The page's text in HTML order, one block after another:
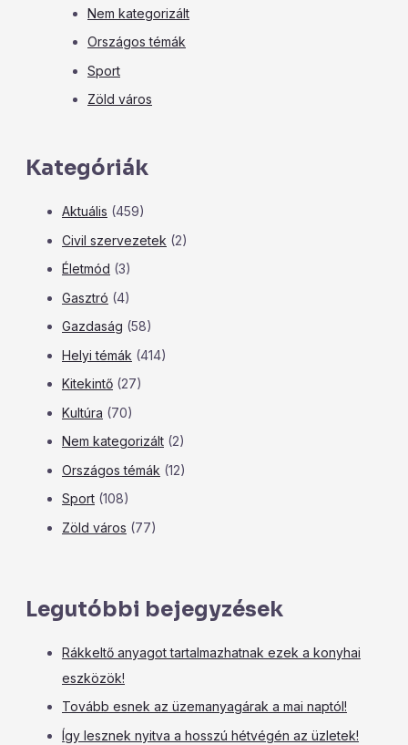
Nem kategorizált
Országos témák
Sport
Zöld város
Kategóriák
Aktuális (459)
Civil szervezetek (2)
Életmód (3)
Gasztró (4)
Gazdaság (58)
Helyi témák (414)
Kitekintő (27)
Kultúra (70)
Nem kategorizált (2)
Országos témák (12)
Sport (108)
Zöld város (77)
Legutóbbi bejegyzések
Rákkeltő anyagot tartalmazhatnak ezek a konyhai
eszközök!
Tovább esnek az üzemanyagárak a mai naptól!
Így lesznek nyitva a hosszú hétvégén az üzletek!